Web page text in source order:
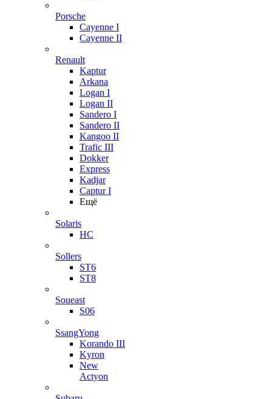
Porsche
Cayenne I
Cayenne II
Renault
Kaptur
Arkana
Logan I
Logan II
Sandero I
Sandero II
Kangoo II
Trafic III
Dokker
Express
Kadjar
Captur I
Ещё
Solaris
HC
Sollers
ST6
ST8
Soueast
S06
SsangYong
Korando III
Kyron
New
Actyon